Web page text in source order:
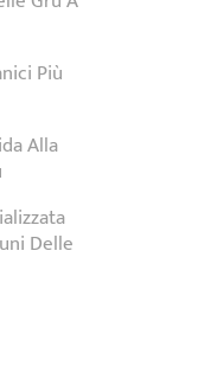
Più
Alla
Delle